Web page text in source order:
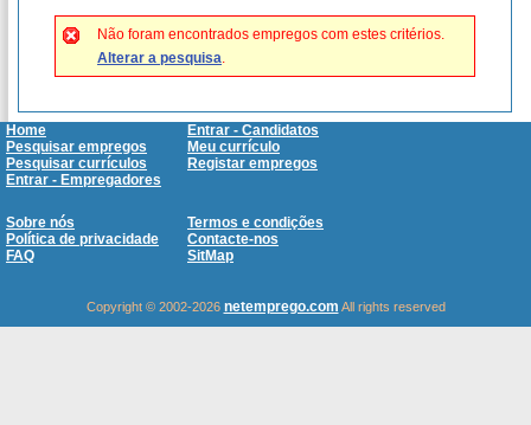
Não foram encontrados empregos com estes critérios.
Alterar a pesquisa.
Home
Entrar - Candidatos
Pesquisar empregos
Meu currículo
Pesquisar currículos
Registar empregos
Entrar - Empregadores
Sobre nós
Termos e condições
Política de privacidade
Contacte-nos
FAQ
SitMap
Copyright © 2002-2026 netemprego.com All rights reserved